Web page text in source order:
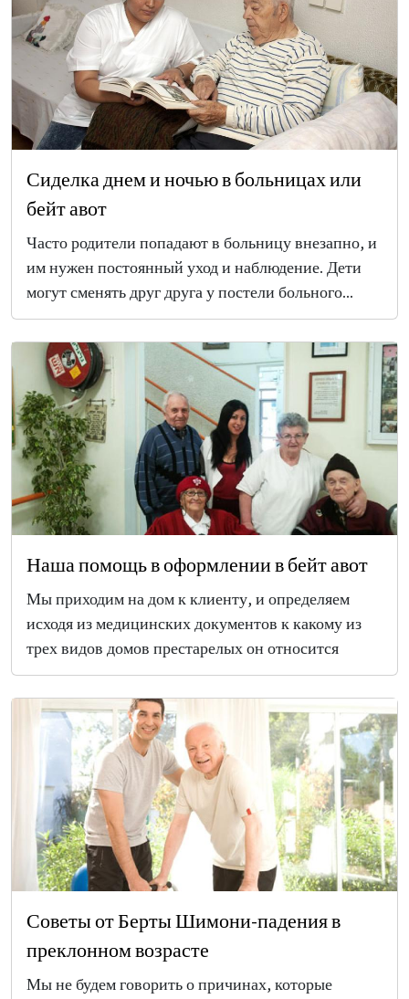
Сиделка днем и ночью в больницах или
бейт авот
Часто родители попадают в больницу внезапно, и
им нужен постоянный уход и наблюдение. Дети
могут сменять друг друга у постели больного...
Наша помощь в оформлении в бейт авот
Мы приходим на дом к клиенту, и определяем
исходя из медицинских документов к какому из
трех видов домов престарелых он относится
Советы от Берты Шимони-падения в
преклонном возрасте
Мы не будем говорить о причинах, которые